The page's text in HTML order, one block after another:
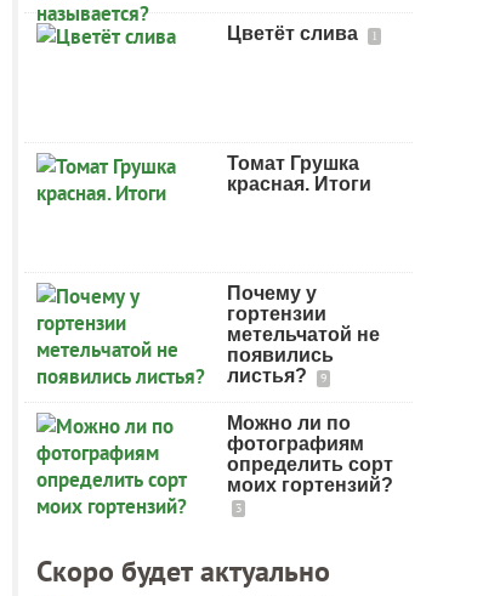
Цветёт слива 1
Томат Грушка
красная. Итоги
Почему у
гортензии
метельчатой не
появились
листья?
9
Можно ли по
фотографиям
определить сорт
моих гортензий?
3
Скоро будет актуально